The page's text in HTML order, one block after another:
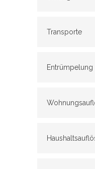
Transporte
Entrümpelung